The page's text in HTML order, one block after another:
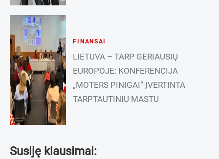
FINANSAI
LIETUVA – TARP GERIAUSIŲ
EUROPOJE: KONFERENCIJA
„MOTERS PINIGAI“ ĮVERTINTA
TARPTAUTINIU MASTU
Susiję klausimai: